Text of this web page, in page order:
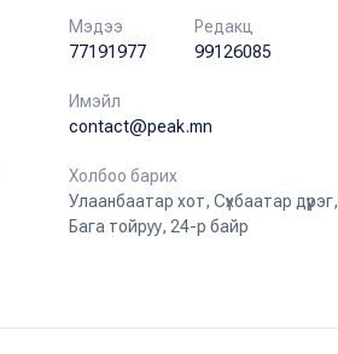
Мэдээ
77191977
Редакц
99126085
Имэйл
contact@peak.mn
Холбоо барих
Улаанбаатар хот, Сүхбаатар дүүрэг,
Бага тойруу, 24-р байр